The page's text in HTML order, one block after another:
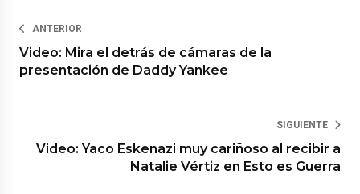
ANTERIOR
Video: Mira el detrás de cámaras de la
presentación de Daddy Yankee
SIGUIENTE
Video: Yaco Eskenazi muy cariñoso al recibir a
Natalie Vértiz en Esto es Guerra